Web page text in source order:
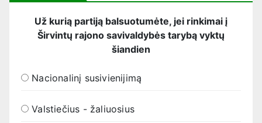
Už kurią partiją balsuotumėte, jei rinkimai į
Širvintų rajono savivaldybės tarybą vyktų
šiandien
Nacionalinį susivienijimą
Valstiečius - žaliuosius